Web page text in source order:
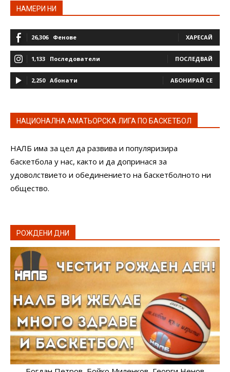
НАМЕРИ НИ
26,306 Фенове ХАРЕСАЙ
1,133 Последователи ПОСЛЕДВАЙ
2,250 Абонати АБОНИРАЙ СЕ
НАЦИОНАЛНА АМАТЬОРСКА ЛИГА ПО БАСКЕТБОЛ
НАЛБ има за цел да развива и популяризира
баскетбола у нас, както и да допринася за
удоволствието и обединението на баскетболното ни
общество.
РОЖДЕНИ ДНИ